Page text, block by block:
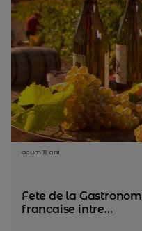
acum 11 ani
Fete de la
francaise intre...